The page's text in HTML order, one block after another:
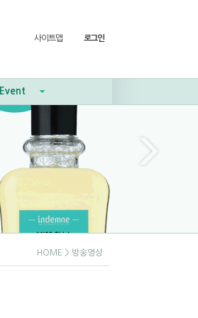
사이트맵 로그인
Event
HOME > 방송영상